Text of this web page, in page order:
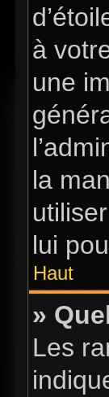
à
une
la
lui
Haut
»
Les